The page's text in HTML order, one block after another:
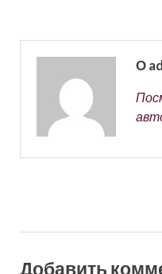
О
Добавить